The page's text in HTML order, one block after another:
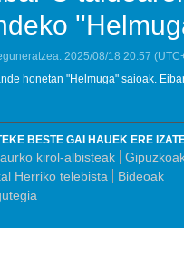
2025/08/18 20:57
honetan "Helmuga" saioak.
BESTE GAI HAUEK ERE
kirol-albisteak
Herriko telebista
Bideoak